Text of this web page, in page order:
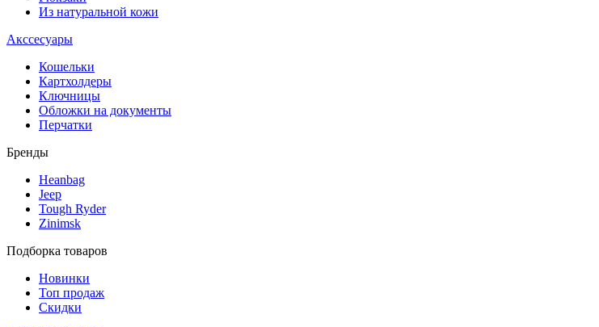
Из натуральной кожи
Акссесуары
Кошельки
Картхолдеры
Ключницы
Обложки на документы
Перчатки
Бренды
Heanbag
Jeep
Tough Ryder
Zinimsk
Подборка товаров
Новинки
Топ продаж
Скидки